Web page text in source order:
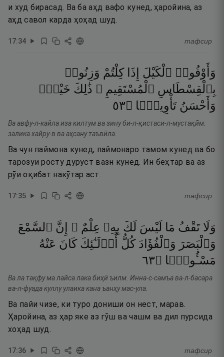
и худ бирасад. Ва ба аҳд вафо кунед, ҳаройина, аз
аҳд савол карда ҳоҳад шуд.
17:34 тафсир
وَأَوْفُوا۟ ٱلْكَيْلَ إِذَا كِلْتُمْ وَزِنُوا۟
بِٱلْقِسْطَاسِ ٱلْمُسْتَقِيمِ ۚ ذَٰلِكَ خَيْرٌۭ
وَأَحْسَنُ تَأْوِيلًۭا ۝٣٥
Ва авфу-л-кайла иза килтум ва зину би-л-қистаси-л-мустақӣм.
залика хайру-в ва аҳсану таъвӣла.
Ва чун паймона кунед, паймонаро тамом кунед ва бо
тарозуи росту дуруст вазн кунед. Ин беҳтар ва аз
рӯи оқибат накӯтар аст.
17:35 тафсир
وَلَا تَقْفُ مَا لَيْسَ لَكَ بِهِۦ عِلْمٌ ۚ إِنَّ ٱلسَّمْعَ
وَٱلْبَصَرَ وَٱلْفُؤَادَ كُلُّ أُو۟لَـٰٓئِكَ كَانَ عَنْهُ
مَسْـُٔولًۭا ۝٣٦
Ва ла тақфу ма лайса лака биҳӣ ъилм. Инна-с-самъа ва-л-басара
ва-л-фуада куллу улаика кана ъанҳу мас-ула.
Ва пайи чизе, ки туро дониши он нест, марав.
Ҳаройина, аз ҳар яке аз гӯш ва чашм ва дил пурсида
хоҳад шуд.
17:36 тафсир